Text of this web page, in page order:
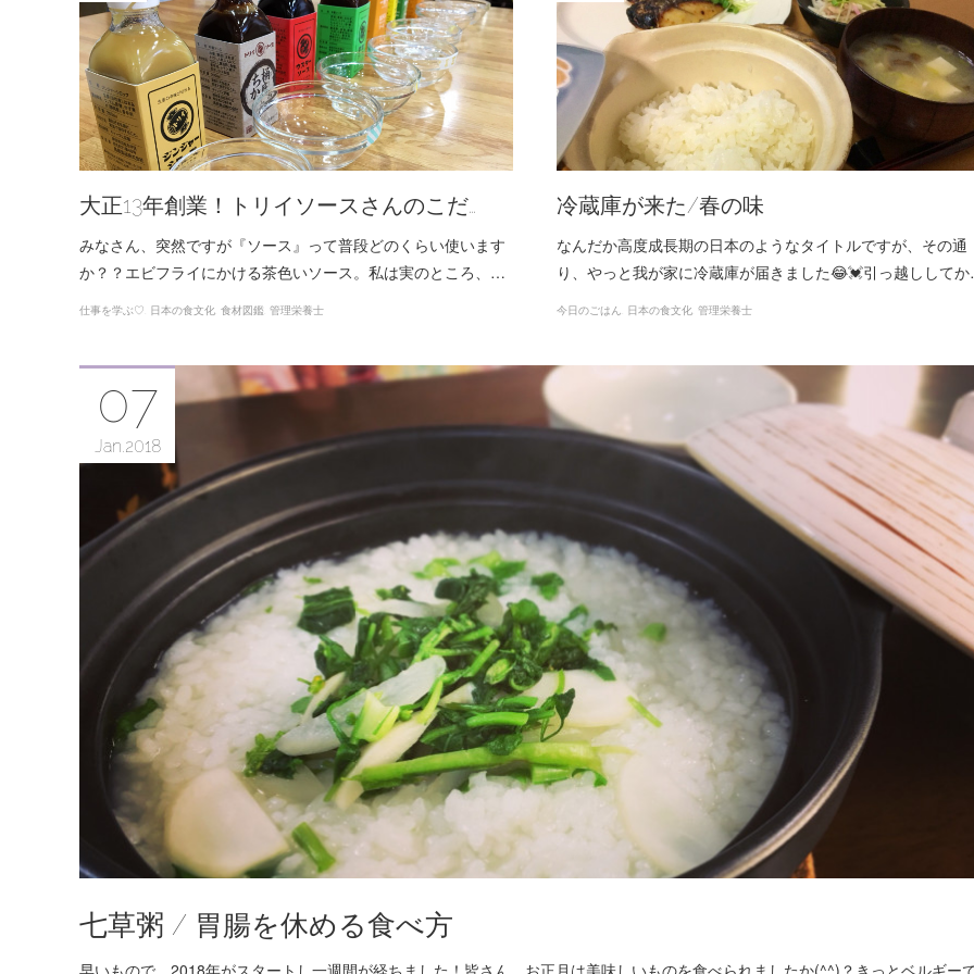
大正13年創業！トリイソースさんのこだ…
みなさん、突然ですが『ソース』って普段どのくらい使います
か？？エビフライにかける茶色いソース。私は実のところ、…
仕事を学ぶ♡ 日本の食文化 食材図鑑 管理栄養士
冷蔵庫が来た/春の味
なんだか高度成長期の日本のようなタイトルですが、その通
り、やっと我が家に冷蔵庫が届きました😂💓引っ越しして
今日のごはん 日本の食文化 管理栄養士
七草粥 / 胃腸を休める食べ方
早いもので、2018年がスタートし一週間が経ちました！皆さん、お正月は美味しいものを食べられましたか(^^)？きっとベルギー
07
Jan 2018